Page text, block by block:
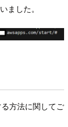
ました。
方法に関してご